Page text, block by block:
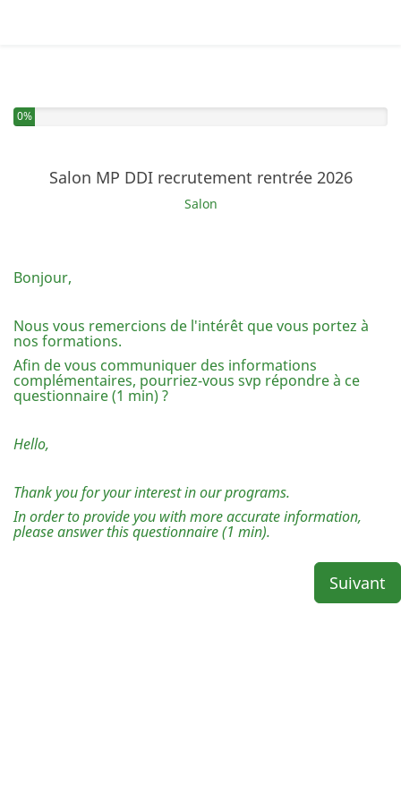
Vous avez complété 0% de ce questionnaire.
0%
Salon MP DDI recrutement rentrée 2026
Salon
Bonjour,
Nous vous remercions de l'intérêt que vous portez à
nos formations.
Afin de vous communiquer des informations
complémentaires, pourriez-vous svp répondre à ce
questionnaire (1 min) ?
Hello,
Thank you for your interest in our programs.
In order to provide you with more accurate information,
please answer this questionnaire (1 min).
Suivant